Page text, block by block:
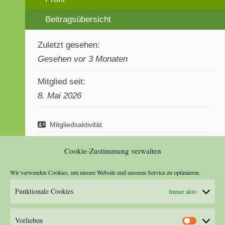
Cookie-Zustimmung verwalten
Wir verwenden Cookies, um unsere Website und unseren Service zu optimieren.
Funktionale Cookies Immer aktiv
Vorlieben
Beitragsübersicht
Zuletzt gesehen:
Gesehen vor 3 Monaten
Mitglied seit:
8. Mai 2026
Mitgliedsaktivität
0 Erhaltene "Gefällt mir"